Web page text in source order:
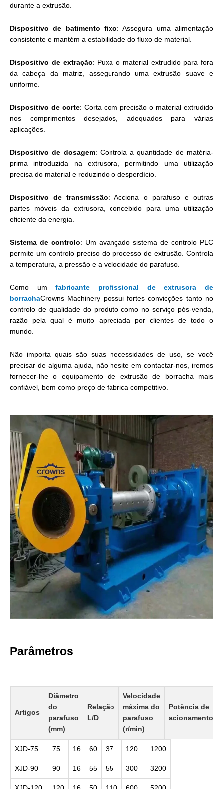
durante a extrusão.
Dispositivo de batimento fixo: Assegura uma alimentação
consistente e mantém a estabilidade do fluxo de material.
Dispositivo de extração: Puxa o material extrudido para fora
da cabeça da matriz, assegurando uma extrusão suave e
uniforme.
Dispositivo de corte: Corta com precisão o material extrudido
nos comprimentos desejados, adequados para várias
aplicações.
Dispositivo de dosagem: Controla a quantidade de matéria-
prima introduzida na extrusora, permitindo uma utilização
precisa do material e reduzindo o desperdício.
Dispositivo de transmissão: Acciona o parafuso e outras
partes móveis da extrusora, concebido para uma utilização
eficiente da energia.
Sistema de controlo: Um avançado sistema de controlo PLC
permite um controlo preciso do processo de extrusão. Controla
a temperatura, a pressão e a velocidade do parafuso.
Como umfabricante profissional de extrusora de
borrachaCrowns Machinery possui fortes convicções tanto no
controlo de qualidade do produto como no serviço pós-venda,
razão pela qual é muito apreciada por clientes de todo o
mundo.
Não importa quais são suas necessidades de uso, se você
precisar de alguma ajuda, não hesite em contactar-nos, iremos
fornecer-lhe o equipamento de extrusão de borracha mais
confiável, bem como preço de fábrica competitivo.
Parâmetros
Artigos
Diâmetro
do
parafuso
(mm)
Relação
L/D
Velocidade
máxima do
parafuso
(r/min)
Potência de
acionamento（
XJD-75 75 16 60 37 120 1200
XJD-90 90 16 55 55 300 3200